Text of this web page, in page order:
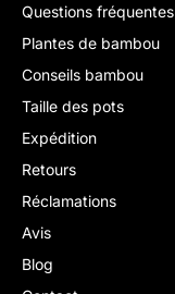
Questions fréquentes
Plantes de bambou
Conseils bambou
Taille des pots
Expédition
Retours
Réclamations
Avis
Blog